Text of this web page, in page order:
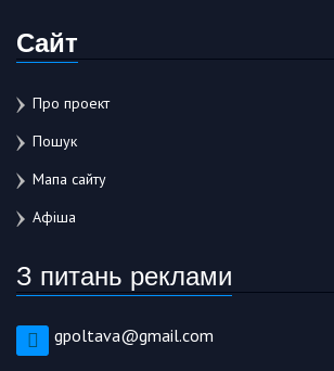
Сайт
Про проект
Пошук
Мапа сайту
Афіша
З питань реклами
gpoltava@gmail.com